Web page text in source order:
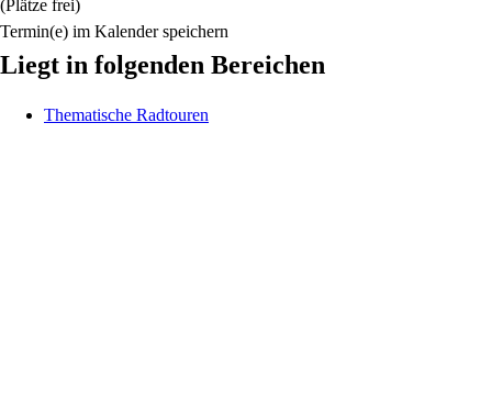
(Plätze frei)
Termin(e) im Kalender speichern
Liegt in folgenden Bereichen
Thematische Radtouren